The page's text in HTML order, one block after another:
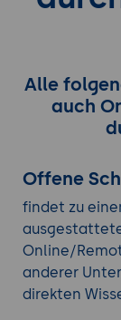
Alle
auch
Offene
findet zu
Online/
anderer
direkten